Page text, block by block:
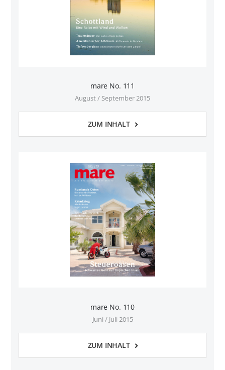
mare No. 111
August / September 2015
ZUM INHALT
mare No. 110
Juni / Juli 2015
ZUM INHALT